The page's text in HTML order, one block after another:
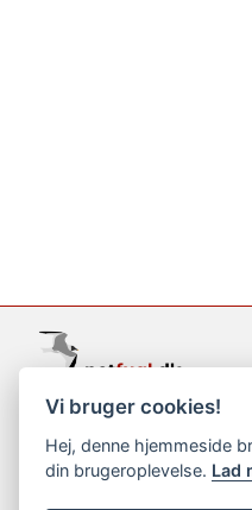
support@netfugl.dk
copyright © 2002-2023
Vi bruger cookies!
Hej, denne hjemmeside
din brugeroplevelse. Lad